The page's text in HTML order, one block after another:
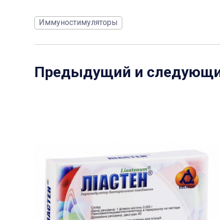
Иммуностимуляторы
Предыдущий и